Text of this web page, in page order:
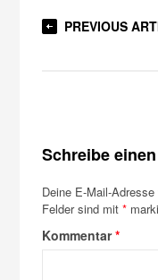
PREVIOUS
Schreibe
Deine E-Mail-
Felder sind mit*
Kommentar*